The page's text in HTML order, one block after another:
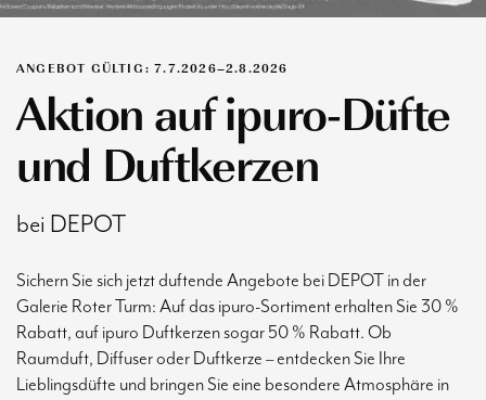
ANGEBOT GÜLTIG: 7.7.2026–2.8.2026
Aktion auf ipuro-Düfte
und Duftkerzen
bei DEPOT
Sichern Sie sich jetzt duftende Angebote bei DEPOT in der
Galerie Roter Turm: Auf das ipuro-Sortiment erhalten Sie 30 %
Rabatt, auf ipuro Duftkerzen sogar 50 % Rabatt. Ob
Raumduft, Diffuser oder Duftkerze – entdecken Sie Ihre
Lieblingsdüfte und bringen Sie eine besondere Atmosphäre in